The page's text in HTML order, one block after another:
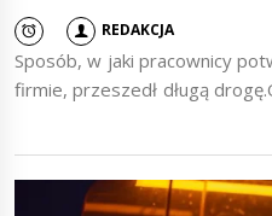
REDAKCJA
Sposób, w jaki pracownicy
firmie, przeszedł długą